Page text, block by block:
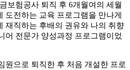
보험공사 퇴직 후 6개월여의 세월
도전하는 교육 프로그램을 만나게
재직하는 후배의 권유와 나의 취향
어 전문가 양성과정 프로그램이었
원으로 퇴직한 후 처음 개설한 프로